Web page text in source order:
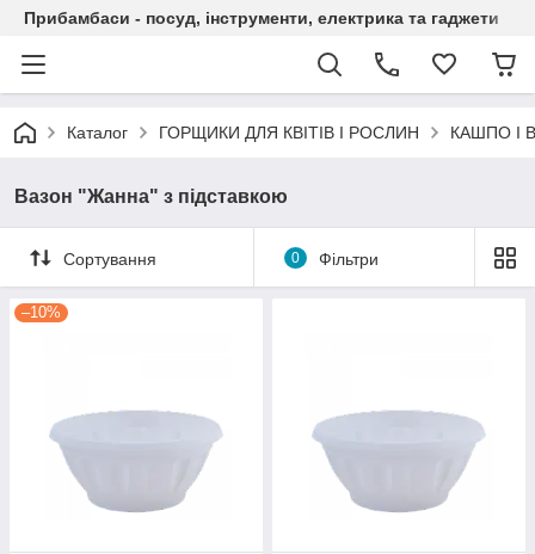
Прибамбаси - посуд, інструменти, електрика та гаджети
Каталог ГОРЩИКИ ДЛЯ КВІТІВ І РОСЛИН КАШПО І
Вазон "Жанна" з підставкою
Сортування 0 Фільтри
–10%